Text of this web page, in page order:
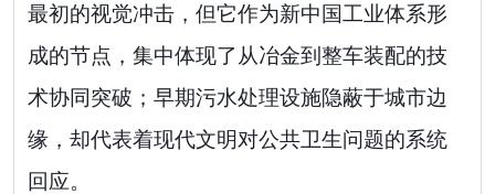
最初的视觉冲击，但它作为新中国工业体系形
成的节点，集中体现了从冶金到整车装配的技
术协同突破；早期污水处理设施隐蔽于城市边
缘，却代表着现代文明对公共卫生问题的系统
回应。